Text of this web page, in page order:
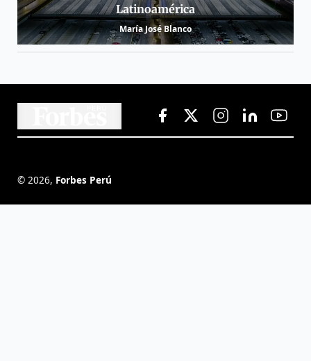
Latinoamérica
María José Blanco
© 2026, Forbes Perú